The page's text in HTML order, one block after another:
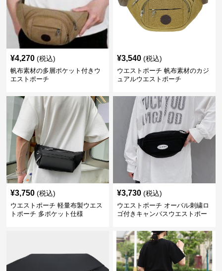
¥4,270 (税込)
帆布素材の多層ポケット付きウ
エストポーチ
¥3,540 (税込)
ウエストポーチ 帆布素材のカジ
ュアルウエストポーチ
¥3,750 (税込)
ウエストポーチ 軽量布製ウエス
トポーチ 多ポケット仕様
¥3,730 (税込)
ウエストポーチ オーバル刺繍ロ
ゴ付きキャンバスウエストポー